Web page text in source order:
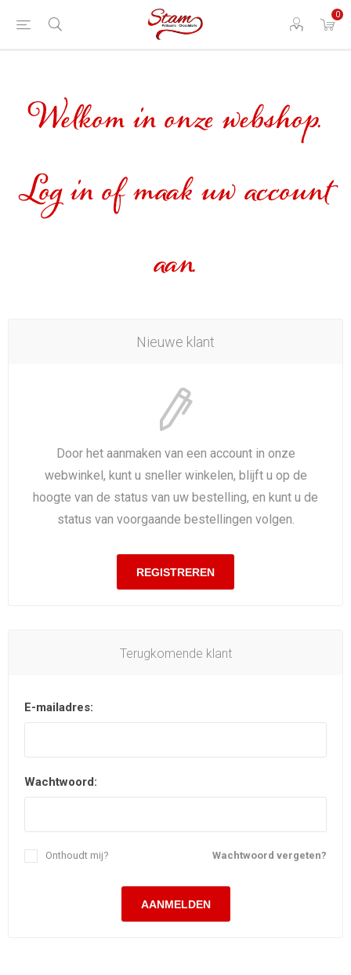
0
Welkom in onze webshop.
Log in of maak uw account
aan.
Nieuwe klant
Door het aanmaken van een account in onze
webwinkel, kunt u sneller winkelen, blijft u op de
hoogte van de status van uw bestelling, en kunt u de
status van voorgaande bestellingen volgen.
Terugkomende klant
E-mailadres:
Wachtwoord:
Wachtwoord vergeten?
Onthoudt mij?